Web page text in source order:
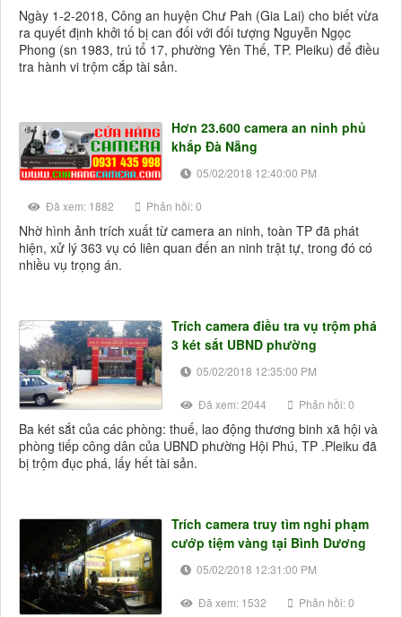
Ngày 1-2-2018, Công an huyện Chư Pah (Gia Lai) cho biết vừa
ra quyết định khởi tố bị can đối với đối tượng Nguyễn Ngọc
Phong (sn 1983, trú tổ 17, phường Yên Thế, TP. Pleiku) để điều
tra hành vi trộm cắp tài sản.
Hơn 23.600 camera an ninh phủ
khắp Đà Nẵng
05/02/2018 12:40:00 PM
Đã xem: 1882 Phản hồi: 0
Nhờ hình ảnh trích xuất từ camera an ninh, toàn TP đã phát
hiện, xử lý 363 vụ có liên quan đến an ninh trật tự, trong đó có
nhiều vụ trọng án.
Trích camera điều tra vụ trộm phá
3 két sắt UBND phường
05/02/2018 12:35:00 PM
Đã xem: 2044 Phản hồi: 0
Ba két sắt của các phòng: thuế, lao động thương binh xã hội và
phòng tiếp công dân của UBND phường Hội Phú, TP .Pleiku đã
bị trộm đục phá, lấy hết tài sản.
Trích camera truy tìm nghi phạm
cướp tiệm vàng tại Bình Dương
05/02/2018 12:31:00 PM
Đã xem: 1532 Phản hồi: 0